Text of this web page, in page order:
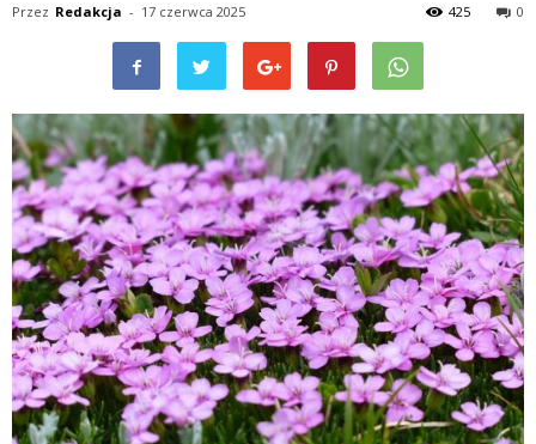
Przez Redakcja - 17 czerwca 2025 0
425